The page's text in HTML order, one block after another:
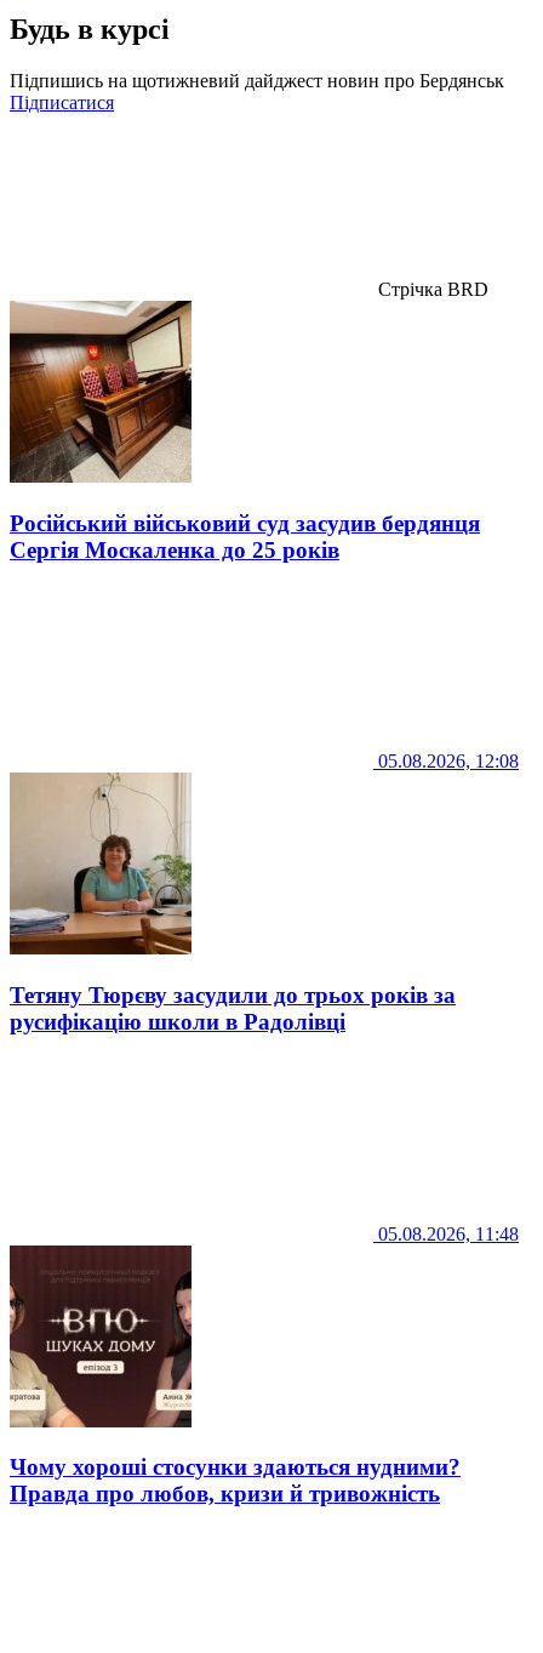
Будь в курсі
Підпишись на щотижневий дайджест новин про Бердянськ
Підписатися
Стрічка BRD
Російський військовий суд засудив бердянця
Сергія Москаленка до 25 років
05.08.2026, 12:08
Тетяну Тюрєву засудили до трьох років за
русифікацію школи в Радолівці
05.08.2026, 11:48
Чому хороші стосунки здаються нудними?
Правда про любов, кризи й тривожність